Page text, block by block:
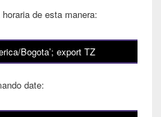
de esta manera:
Bogota’; export TZ
date: